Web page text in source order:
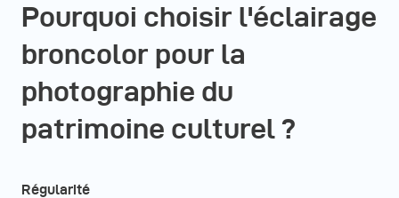
Pourquoi choisir l'éclairage
broncolor pour la
photographie du
patrimoine culturel ?
Régularité